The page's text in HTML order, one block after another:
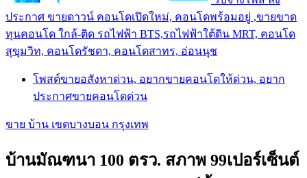
ประกาศ ขายดาวน์ คอนโดเปิดใหม่, คอนโดพร้อมอยู่ ,ขายขาด
ทุนคอนโด ใกล้-ติด รถไฟฟ้า BTS,รถไฟฟ้าใต้ดิน MRT, คอนโด
สุขุมวิท, คอนโดรัชดา, คอนโดสาทร, อ่อนนุช
โพสต์ขายอสังหาด่วน, อยากขายคอนโดให้ด่วน, อยาก
ประกาศขายคอนโดด่วน
ขาย บ้าน เขตบางบอน กรุงเทพ
บ้านมัณฑนา 100 ตรว. สภาพ 99เปอร์เซ็นต์